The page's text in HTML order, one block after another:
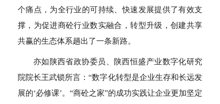
个痛点，为全行业的可持续、快速发展提供了有效支
撑，为促进商砼行业数实融合，转型升级，创建共享
共赢的生态体系趟出了一条新路。
亦如陕西省政协委员、陕西恒盛产业数字化研究
院院长王武锁所言：“数字化转型是企业生存和长远发
展的‘必修课’。“商砼之家”的成功实践让企业更加坚定